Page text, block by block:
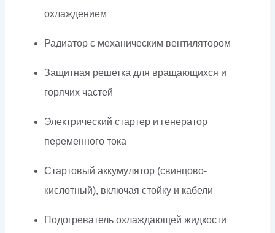
охлаждением
Радиатор с механическим вентилятором
Защитная решетка для вращающихся и
горячих частей
Электрический стартер и генератор
переменного тока
Стартовый аккумулятор (свинцово-
кислотный), включая стойку и кабели
Подогреватель охлаждающей жидкости